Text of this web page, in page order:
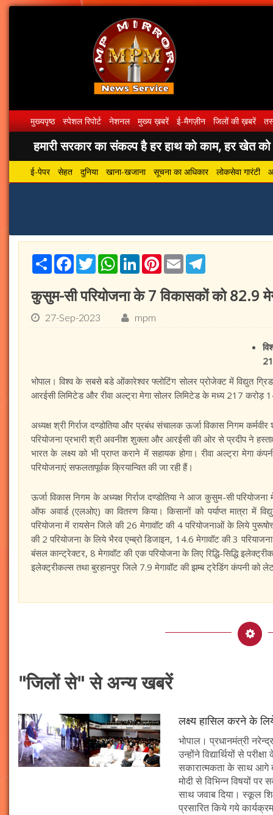
मुख्यपृष्ठ स्पेशल रिपोर्ट नेशनल मुख्य ख़बरें ई-मैगज़ीन जिलों की ख़बरें
हमारी सरकार का संकल्प है हर हाथ को काम, हर खेत को
ई-पेपर सेहत दुनिया खाना-खजाना सूचना का अधिकार लोकसेवा गारंटी
ShareFacebook
TwitterWhatsApp
LinkedInPinterest
Email
कुसुम-सी परियोजना के 7 विकासकों को 82.9
27-Sep-2023 mpm
भोपाल। विश्व के सबसे बडे ओंकारेश्वर फ्लोटिंग सोलर प्रोजेक्ट में विद्युत
आरईसी लिमिटेड और रीवा अल्ट्रा मेगा सोलर लिमिटेड के मध्य 217 करोड़
अध्यक्ष श्री गिर्राज दण्डोतिया और प्रबंध संचालक ऊर्जा विकास निगम
परियोजना प्रभारी श्री अवनीश शुक्ला और आरईसी की ओर से प्रदीप ने
भारत के लक्ष्य को भी प्राप्त कराने में सहायक होगा। रीवा अल्ट्रा मेगा
परियोजनाएं सफलतापूर्वक क्रियान्वित की जा रही हैं।
ऊर्जा विकास निगम के अध्यक्ष गिर्राज दण्डोतिया ने आज कुसुम-सी
ऑफ अवार्ड (एलओए) का वितरण किया। किसानों को पर्याप्त मात्रा में
परियोजना में रायसेन जिले की 26 मेगावॉट की 4 परियोजनाओं के लिये
की 2 परियोजना के लिये भैरव एम्ब्रो डिजाइन, 14.6 मेगावॉट की 3
बंसल कान्ट्रेक्टर, 8 मेगावॉट की एक परियोजना के लिए रिद्धि-सिद्धि
इलेक्ट्रीकल्स तथा बुरहानपुर जिले 7.9 मेगावॉट की झम्ब ट्रेडिंग कंपनी को
"जिलों से" से अन्य खबरें
लक्ष्य हासिल करने के
भोपाल। प्रधानमंत्री नरेन्द्र
उन्होंने विद्यार्थियों से
सकारात्मकता के साथ आगे
मोदी से विभिन्न विषयों
साथ जवाब दिया। स्कूल
प्रसारित किये गये